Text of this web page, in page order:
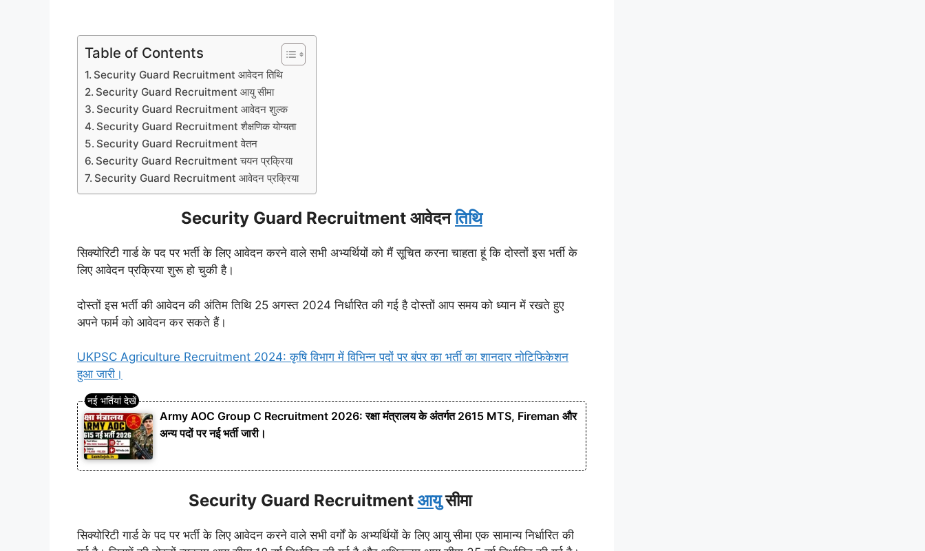
Table of Contents
Security Guard Recruitment आवेदन तिथि
Security Guard Recruitment आयु सीमा
Security Guard Recruitment आवेदन शुल्क
Security Guard Recruitment शैक्षणिक योग्यता
Security Guard Recruitment वेतन
Security Guard Recruitment चयन प्रक्रिया
Security Guard Recruitment आवेदन प्रक्रिया
Security Guard Recruitment आवेदनतिथि
सिक्योरिटी गार्ड के पद पर भर्ती के लिए आवेदन करने वाले सभी अभ्यर्थियों को मैं सूचित करना चाहता हूं कि दोस्तों इस भर्ती के
लिए आवेदन प्रक्रिया शुरू हो चुकी है।
दोस्तों इस भर्ती की आवेदन की अंतिम तिथि 25 अगस्त 2024 निर्धारित की गई है दोस्तों आप समय को ध्यान में रखते हुए
अपने फार्म को आवेदन कर सकते हैं।
UKPSC Agriculture Recruitment 2024: कृषि विभाग में विभिन्न पदों पर बंपर का भर्ती का शानदार नोटिफिकेशन
हुआ जारी।
Army AOC Group C Recruitment 2026: रक्षा मंत्रालय के अंतर्गत 2615 MTS, Fireman और
अन्य पदों पर नई भर्ती जारी।
Security Guard Recruitment आयुसीमा
सिक्योरिटी गार्ड के पद पर भर्ती के लिए आवेदन करने वाले सभी वर्गों के अभ्यर्थियों के लिए आयु सीमा एक सामान्य निर्धारित की